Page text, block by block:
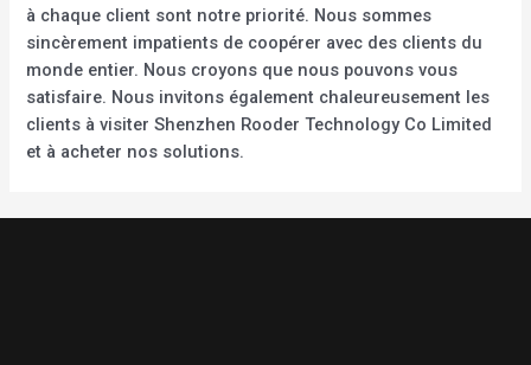
à chaque client sont notre priorité. Nous sommes
sincèrement impatients de coopérer avec des clients du
monde entier. Nous croyons que nous pouvons vous
satisfaire. Nous invitons également chaleureusement les
clients à visiter Shenzhen Rooder Technology Co Limited
et à acheter nos solutions.